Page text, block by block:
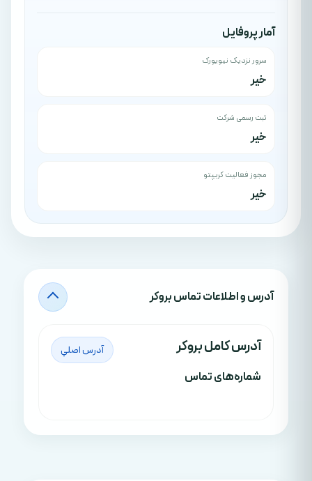
آمار پروفایل
سرور نزدیک نیویورک
خیر
ثبت رسمی شرکت
خیر
مجوز فعالیت کریپتو
خیر
آدرس‌ و اطلاعات تماس بروکر
آدرس کامل بروکر آدرس اصلي
شماره‌های تماس